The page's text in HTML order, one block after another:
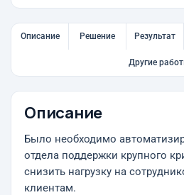
Описание Решение Результат
Другие
Описание
Было необходимо
отдела поддержки крупного
снизить нагрузку на
клиентам.